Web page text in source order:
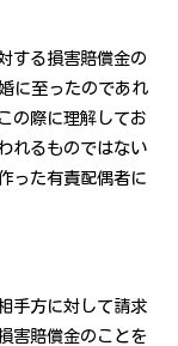
する損害賠償金の
に至ったのであれ
の際に理解してお
れるものではない
った有責配偶者に
手方に対して請求
害賠償金のことを